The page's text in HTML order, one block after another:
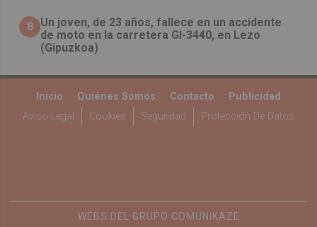
8 Un joven, de 23 años, fallece en un accidente
de moto en la carretera GI-3440, en Lezo
(Gipuzkoa)
Inicio Quiénes Somos Contacto
Publicidad
Aviso Legal
Cookies Seguridad Protección De Datos
WEBS DEL GRUPO COMUNIKAZE